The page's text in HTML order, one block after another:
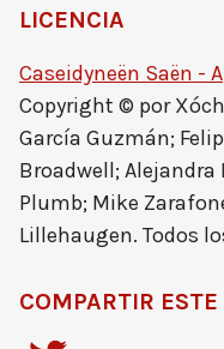
LICENCIA
Caseidyneën Saën -
Copyright © por
García Guzmán;
Broadwell; Alejandra
Plumb; Mike
Lillehaugen. Todos
COMPARTIR ESTE